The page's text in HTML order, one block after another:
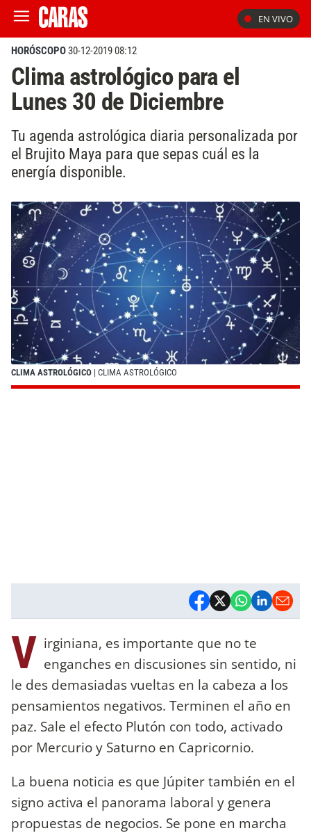
EN VIVO
HORÓSCOPO30-12-2019 08:12
Clima astrológico para el
Lunes 30 de Diciembre
Tu agenda astrológica diaria personalizada por
el Brujito Maya para que sepas cuál es la
energía disponible.
CLIMA ASTROLÓGICO | CLIMA ASTROLÓGICO
V irginiana, es importante que no te
enganches en discusiones sin sentido, ni
le des demasiadas vueltas en la cabeza a los
pensamientos negativos. Terminen el año en
paz. Sale el efecto Plutón con todo, activado
por Mercurio y Saturno en Capricornio.
La buena noticia es que Júpiter también en el
signo activa el panorama laboral y genera
propuestas de negocios. Se pone en marcha